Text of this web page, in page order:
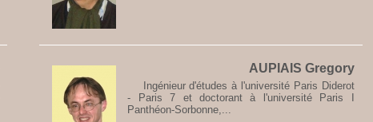
AUPIAIS Gregory
Ingénieur d'études à l'université Paris Diderot
- Paris 7 et doctorant à l'université Paris I
Panthéon-Sorbonne,...